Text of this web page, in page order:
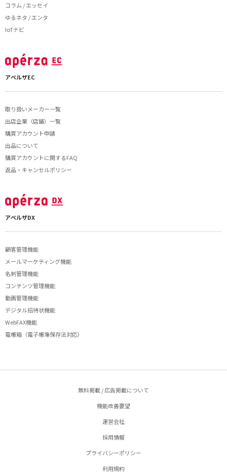
コラム / エッセイ
ゆるネタ / エンタ
IoTナビ
アペルザEC
取り扱いメーカー一覧
出店企業（店舗）一覧
購買アカウント申請
出品について
購買アカウントに関するFAQ
返品・キャンセルポリシー
アペルザDX
顧客管理機能
メールマーケティング機能
名刺管理機能
コンテンツ管理機能
動画管理機能
デジタル招待状機能
WebFAX機能
電帳箱（電子帳簿保存法対応）
無料掲載 / 広告掲載について
機能改善要望
運営会社
採用情報
プライバシーポリシー
利用規約